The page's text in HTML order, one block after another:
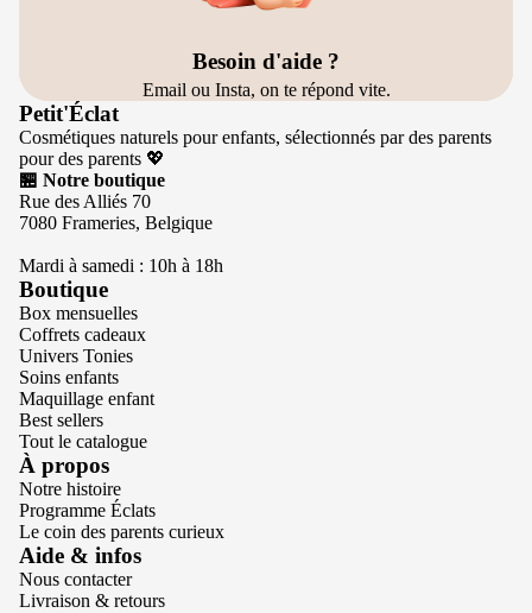
Besoin d'aide ?
Email ou Insta, on te répond vite.
Petit'Éclat
Cosmétiques naturels pour enfants, sélectionnés par des parents
pour des parents 💖
🏪 Notre boutique
Rue des Alliés 70
7080 Frameries, Belgique
Mardi à samedi : 10h à 18h
Boutique
Box mensuelles
Coffrets cadeaux
Univers Tonies
Soins enfants
Maquillage enfant
Best sellers
Tout le catalogue
À propos
Notre histoire
Programme Éclats
Le coin des parents curieux
Aide & infos
Nous contacter
Livraison & retours
Politique de confidentialité
Conditions d’utilisation